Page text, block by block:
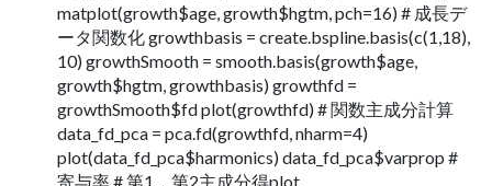
matplot(growth$age, growth$hgtm, pch=16) # 成長デ
ータ関数化 growthbasis = create.bspline.basis(c(1,18),
10) growthSmooth = smooth.basis(growth$age,
growth$hgtm, growthbasis) growthfd =
growthSmooth$fd plot(growthfd) # 関数主成分計算
data_fd_pca = pca.fd(growthfd, nharm=4)
plot(data_fd_pca$harmonics) data_fd_pca$varprop #
寄与率 # 第1，第2主成分得plot